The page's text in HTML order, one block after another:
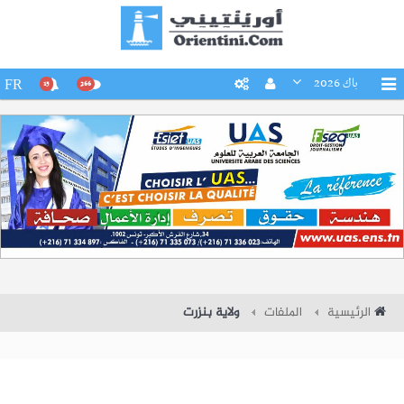
باك 2026 266
15
FR
الرئيسية الملفات ولاية بنزرت